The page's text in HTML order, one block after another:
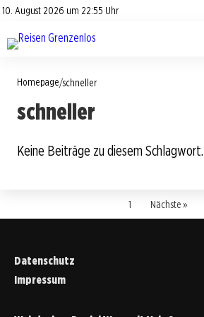
10. August 2026 um 22:55 Uhr
Datenschutz
Road Trips
Reisetipps
Homepage/schneller
schneller
Keine Beiträge zu diesem Schlagwort.
1 Nächste »
Datenschutz
Impressum